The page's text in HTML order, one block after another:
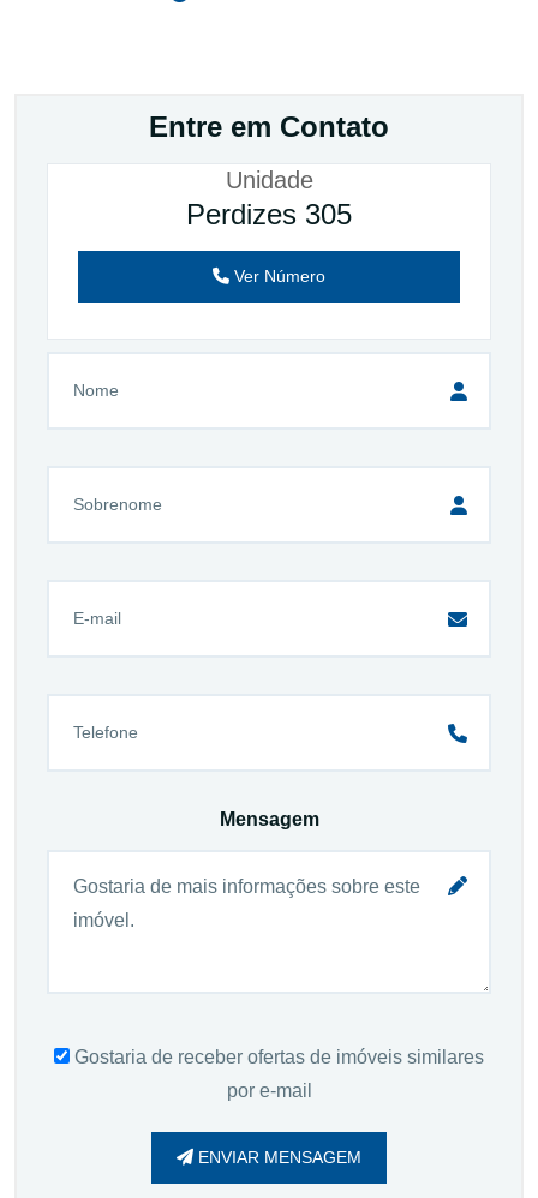
Entre em Contato
Unidade
Perdizes 305
Ver Número
Mensagem
Gostaria de receber ofertas de imóveis similares
por e-mail
ENVIAR MENSAGEM